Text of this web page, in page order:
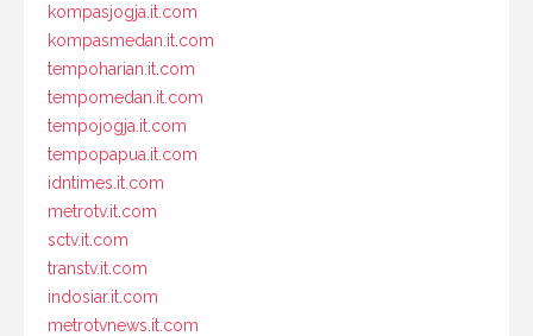
kompasjogja.it.com
kompasmedan.it.com
tempoharian.it.com
tempomedan.it.com
tempojogja.it.com
tempopapua.it.com
idntimes.it.com
metrotv.it.com
sctv.it.com
transtv.it.com
indosiar.it.com
metrotvnews.it.com